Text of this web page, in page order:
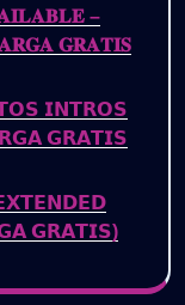
–
𝐆𝐑𝐀𝐓𝐈𝐒
𝗜𝗡𝗧𝗥𝗢𝗦
𝗚𝗥𝗔𝗧𝗜𝗦
𝗚𝗥𝗔𝗧𝗜𝗦)